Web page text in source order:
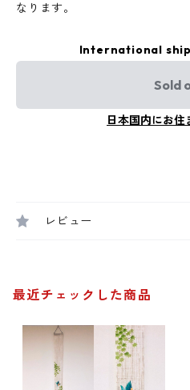
なります。
International
Sold
日本国内にお住
レビュー
最近チェックした商品